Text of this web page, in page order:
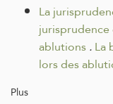
La
ablutions.La
lors des
Plus